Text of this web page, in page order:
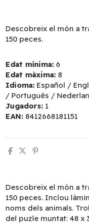
Descobreix el món a
150 peces.
Edat mínima: 6
Edat màxima: 8
Idioma: Español /
/ Português /
Jugadors: 1
EAN: 8412668181151
Descobreix el món a
150 peces. Inclou
noms dels animals.
del puzle muntat: 48 x